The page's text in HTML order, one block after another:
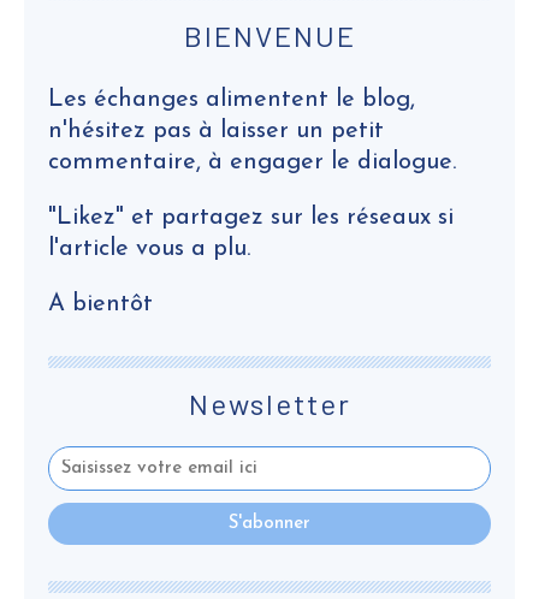
Newsletter
BIENVENUE
Les échanges alimentent le blog,
n'hésitez pas à laisser un petit
commentaire, à engager le dialogue.
"Likez" et partagez sur les réseaux si
l'article vous a plu.
A bientôt